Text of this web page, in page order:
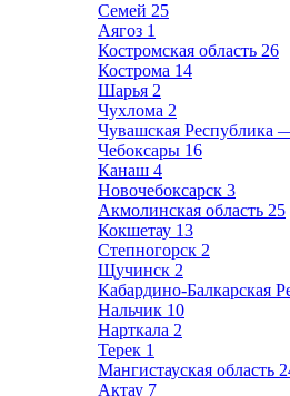
Семей 25
Аягоз 1
Костромская область 26
Кострома 14
Шарья 2
Чухлома 2
Чувашская Республика
Чебоксары 16
Канаш 4
Новочебоксарск 3
Акмолинская область 25
Кокшетау 13
Степногорск 2
Щучинск 2
Кабардино-Балкарская
Нальчик 10
Нарткала 2
Терек 1
Мангистауская область
Актау 7